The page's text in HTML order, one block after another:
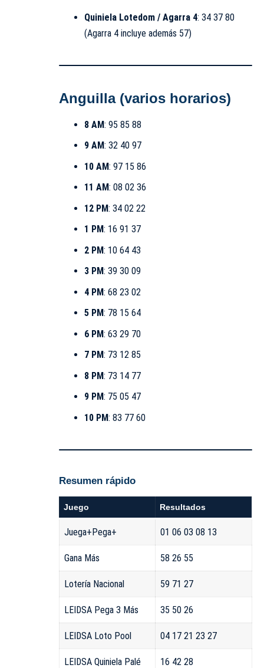
Quiniela Lotedom / Agarra 4: 34 37 80
(Agarra 4 incluye además 57)
Anguilla (varios horarios)
8 AM: 95 85 88
9 AM: 32 40 97
10 AM: 97 15 86
11 AM: 08 02 36
12 PM: 34 02 22
1 PM: 16 91 37
2 PM: 10 64 43
3 PM: 39 30 09
4 PM: 68 23 02
5 PM: 78 15 64
6 PM: 63 29 70
7 PM: 73 12 85
8 PM: 73 14 77
9 PM: 75 05 47
10 PM: 83 77 60
Resumen rápido
Juego Resultados
Juega+Pega+ 01 06 03 08 13
Gana Más 58 26 55
Lotería Nacional 59 71 27
LEIDSA Pega 3 Más 35 50 26
LEIDSA Loto Pool 04 17 21 23 27
LEIDSA Quiniela Palé 16 42 28